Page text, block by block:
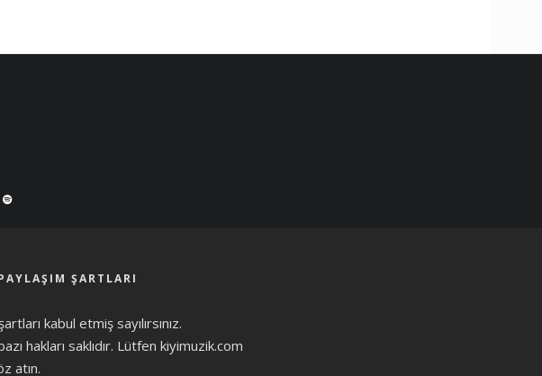
ŞARTLARI
kabul etmiş sayılırsınız.
hakları saklıdır. Lütfen kiyimuzik.com
atın.